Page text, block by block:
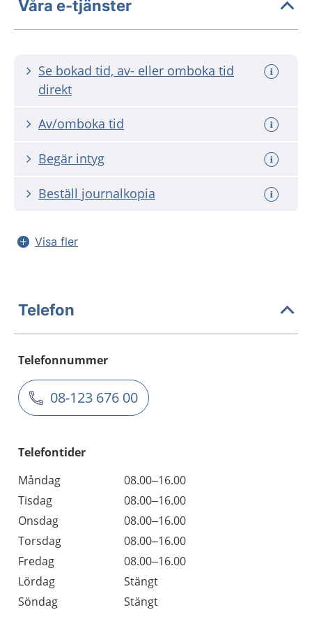
Våra e-tjänster
Se bokad tid, av- eller omboka tid
direkt
Av/omboka tid
Begär intyg
Beställ journalkopia
Visa fler
Telefon
Telefonnummer
08-123 676 00
Telefontider
Måndag
08.00–16.00
Tisdag
08.00–16.00
Onsdag
08.00–16.00
Torsdag
08.00–16.00
Fredag
08.00–16.00
Lördag
Stängt
Söndag
Stängt